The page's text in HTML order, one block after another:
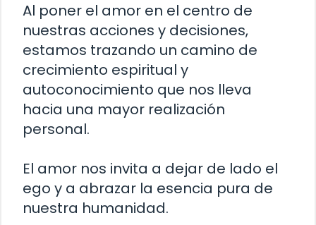
Al poner el amor en el centro de
nuestras acciones y decisiones,
estamos trazando un camino de
crecimiento espiritual y
autoconocimiento que nos lleva
hacia una mayor realización
personal.
El amor nos invita a dejar de lado el
ego y a abrazar la esencia pura de
nuestra humanidad.